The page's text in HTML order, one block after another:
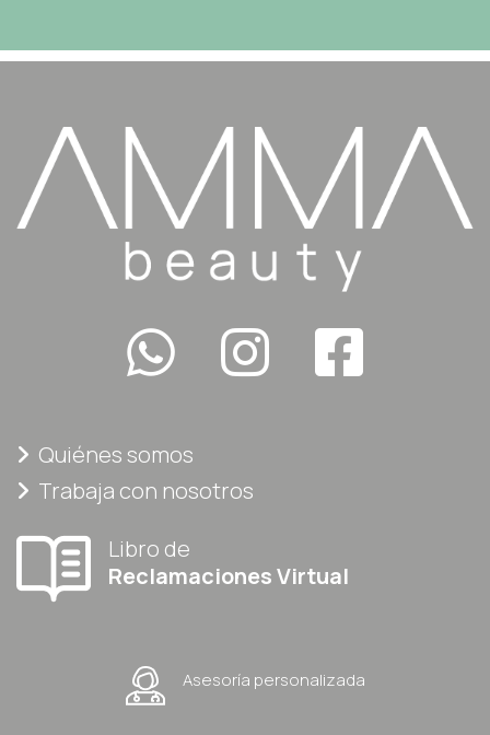
Quiénes somos
Trabaja con nosotros
Libro de
Reclamaciones Virtual
Asesoría personalizada